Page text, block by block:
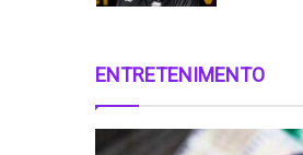
ENTRETENIMENTO